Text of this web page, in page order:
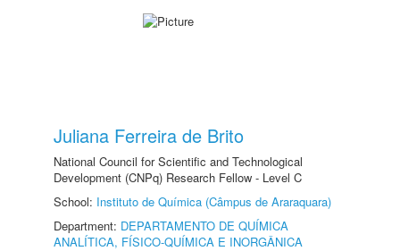
Juliana Ferreira de Brito
National Council for Scientific and Technological
Development (CNPq) Research Fellow - Level C
School: Instituto de Química (Câmpus de Araraquara)
Department: DEPARTAMENTO DE QUÍMICA
ANALÍTICA, FÍSICO-QUÍMICA E INORGÂNICA